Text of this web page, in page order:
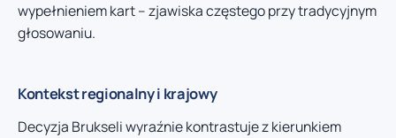
wypełnieniem kart – zjawiska częstego przy tradycyjnym
głosowaniu.
Kontekst regionalny i krajowy
Decyzja Brukseli wyraźnie kontrastuje z kierunkiem